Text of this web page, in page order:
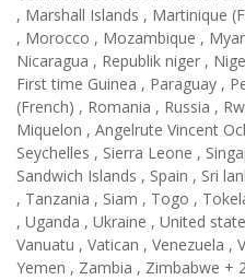
, Marshall Islands , Martinique
, Morocco , Mozambique ,
Nicaragua , Republik niger ,
First time Guinea , Paraguay ,
(French) , Romania , Russia ,
Miquelon , Angelrute Vincent
Seychelles , Sierra Leone ,
Sandwich Islands , Spain , Sri
, Tanzania , Siam , Togo ,
, Uganda , Ukraine , United
Vanuatu , Vatican , Venezuela ,
Yemen , Zambia , Zimbabwe +